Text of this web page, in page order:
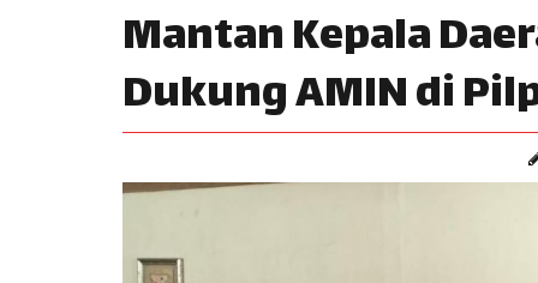
Mantan Kepala
Dukung AMIN di